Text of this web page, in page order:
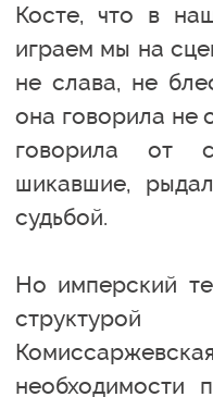
Косте, что в
играем мы на
не слава, не
она говорила не
говорила от
шикавшие,
судьбой.
Но имперский
необходимости